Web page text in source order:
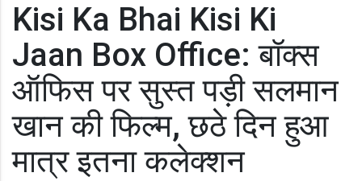
Kisi Ka Bhai Kisi Ki
Jaan Box Office: बॉक्स
ऑफिस पर सुस्त पड़ी सलमान
खान की फिल्म, छठे दिन हुआ
मात्र इतना कलेक्शन